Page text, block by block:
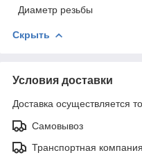
Диаметр резьбы
Скрыть
Условия доставки
Доставка осуществляется
Самовывоз
Транспортная компания